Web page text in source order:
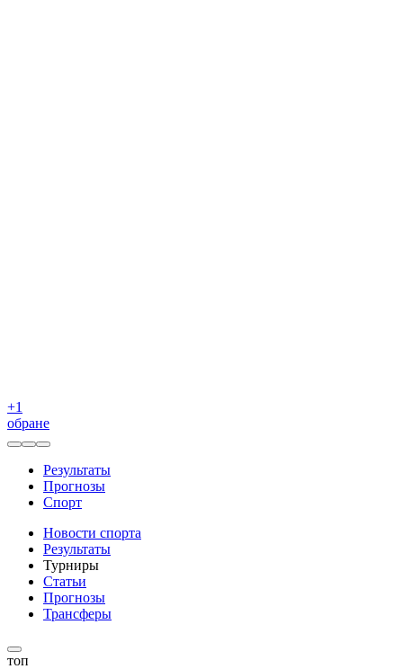
+1
обране
Результаты
Прогнозы
Спорт
Новости спорта
Результаты
Турниры
Статьи
Прогнозы
Трансферы
топ